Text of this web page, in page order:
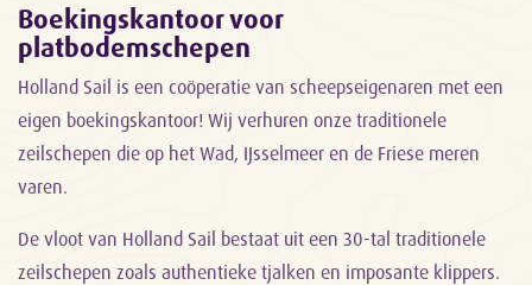
Boekingskantoor voor
platbodemschepen
Holland Sail is een coöperatie van scheepseigenaren met een
eigen boekingskantoor! Wij verhuren onze traditionele
zeilschepen die op het Wad, IJsselmeer en de Friese meren
varen.
De vloot van Holland Sail bestaat uit een 30-tal traditionele
zeilschepen zoals authentieke tjalken en imposante klippers.